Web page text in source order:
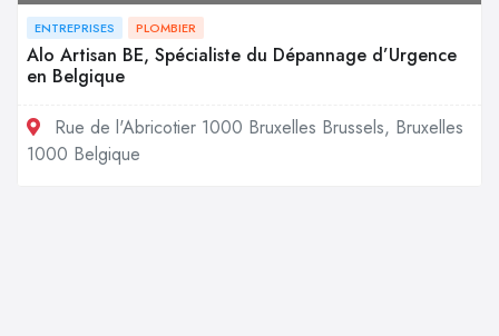
ENTREPRISES PLOMBIER
Alo Artisan BE, Spécialiste du Dépannage d’Urgence
en Belgique
Rue de l'Abricotier 1000 Bruxelles Brussels, Bruxelles
1000 Belgique